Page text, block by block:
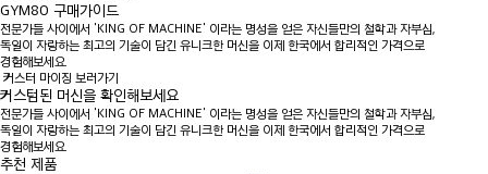
GYM80 구매가이드
전문가들 사이에서 'KING OF MACHINE' 이라는 명성을 얻은 자신들만의 철학과 자부심,
독일이 자랑하는 최고의 기술이 담긴 유니크한 머신을 이제 한국에서 합리적인 가격으로
경험해보세요.
커스터 마이징 보러가기
커스텀된 머신을 확인해보세요
전문가들 사이에서 'KING OF MACHINE' 이라는 명성을 얻은 자신들만의 철학과 자부심,
독일이 자랑하는 최고의 기술이 담긴 유니크한 머신을 이제 한국에서 합리적인 가격으로
경험해보세요.
추천 제품